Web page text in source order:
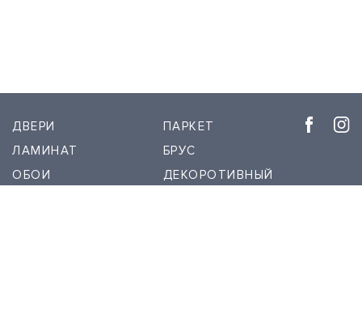
ДВЕРИ
ЛАМИНАТ
ОБОИ
ПАРКЕТ
БРУС
ДЕКОРОТИВНЫЙ